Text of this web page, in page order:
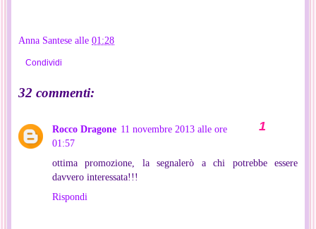
Anna Santese alle 01:28
Condividi
32 commenti:
Rocco Dragone 11 novembre 2013 alle ore
01:57
ottima promozione, la segnalerò a chi potrebbe essere
davvero interessata!!!
Rispondi